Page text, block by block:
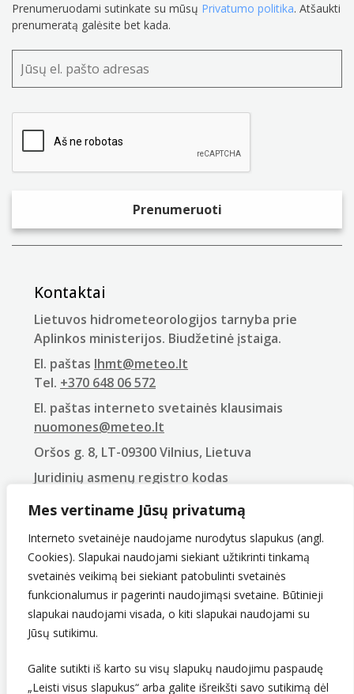
Mes vertiname Jūsų privatumą
Interneto svetainėje naudojame nurodytus slapukus (angl.
Cookies). Slapukai naudojami siekiant užtikrinti tinkamą
svetainės veikimą bei siekiant patobulinti svetainės
funkcionalumus ir pagerinti naudojimąsi svetaine. Būtinieji
slapukai naudojami visada, o kiti slapukai naudojami su
Jūsų sutikimu.
Galite sutikti iš karto su visų slapukų naudojimu paspaudę
„Leisti visus slapukus“ arba galite išreikšti savo sutikimą dėl
Prenumeruodami sutinkate su mūsų Privatumo politika. Atšaukti
prenumeratą galėsite bet kada.
Kontaktai
Lietuvos hidrometeorologijos tarnyba prie
Aplinkos ministerijos. Biudžetinė įstaiga.
El. paštas lhmt@meteo.lt
Tel. +370 648 06 572
El. paštas interneto svetainės klausimais
nuomones@meteo.lt
Oršos g. 8, LT-09300 Vilnius, Lietuva
Juridinių asmenų registro kodas
PVM mokėtojo kodas
LT907432416